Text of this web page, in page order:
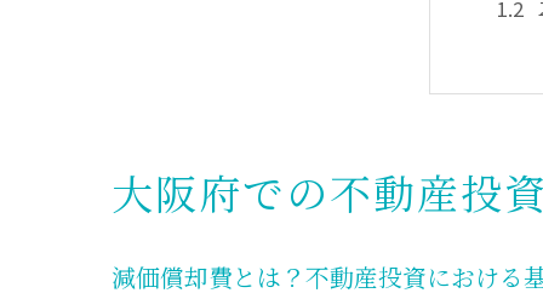
不
大阪府での不動産投
減価償却費とは？不動産投資における